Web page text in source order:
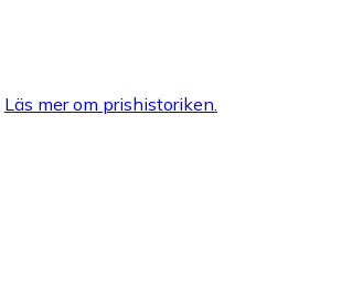
Läs mer om prishistoriken.